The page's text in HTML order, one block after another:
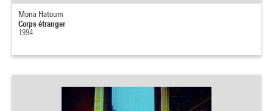
Mona Hatoum
Corps étranger
1994